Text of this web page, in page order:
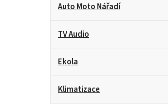
Auto Moto Nářadí
TV Audio
Ekola
Klimatizace